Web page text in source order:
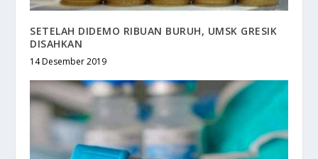
SETELAH DIDEMO RIBUAN BURUH, UMSK GRESIK
DISAHKAN
14 Desember 2019